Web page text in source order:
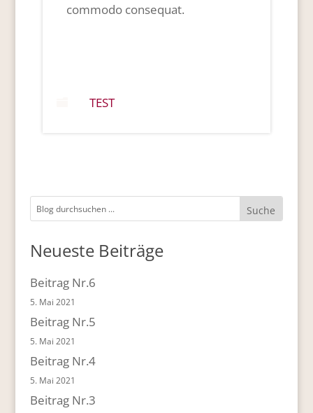
commodo consequat.
TEST
Neueste Beiträge
Beitrag Nr.6
5. Mai 2021
Beitrag Nr.5
5. Mai 2021
Beitrag Nr.4
5. Mai 2021
Beitrag Nr.3